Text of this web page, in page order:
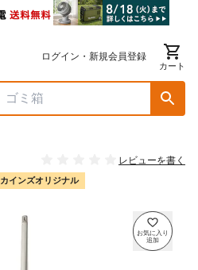
ログイン・新規会員登録
カート
レビューを書く
カインズオリジナル